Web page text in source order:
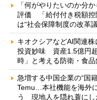
「何がやりたいのか分
評価 「給付付き税額控
は“社会保障制度の改革
キオクシアなどAI関連株
投資妙味 資産1.5億円
時」と考える防衛・食
急増する中国企業の“国
Temu…本社機能を海外
う 現地人を隠れ蓑にし